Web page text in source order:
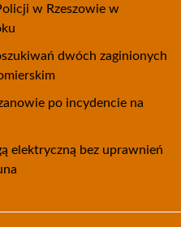
w Rzeszowie w
dwóch zaginionych
po incydencie na
elektryczną bez uprawnień